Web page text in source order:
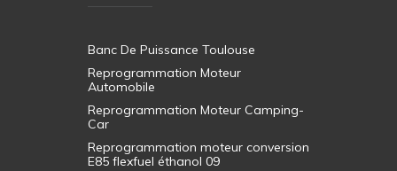
Banc De Puissance Toulouse
Reprogrammation Moteur
Automobile
Reprogrammation Moteur Camping-
Car
Reprogrammation moteur conversion
E85 flexfuel éthanol 09